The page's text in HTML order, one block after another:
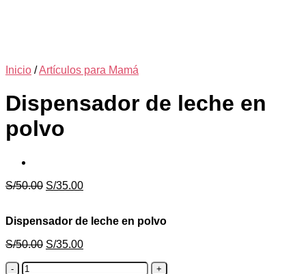
Inicio /Artículos para Mamá
Dispensador de leche en
polvo
S/50.00 El
era:
S/35.00El
es:
Dispensador de leche en polvo
S/50.00 El
S/35.00El
Dispensador